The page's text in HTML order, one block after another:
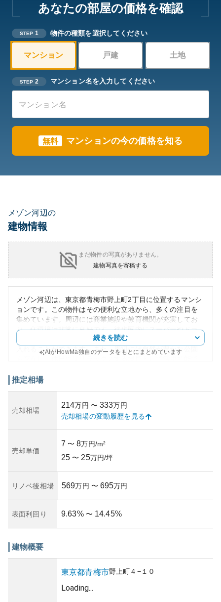
あなたの部屋の価格を確認
STEP 1 物件の種類を選択してください
マンション 戸建 土地
STEP 2 マンション名を入力してください
無料 マンションの今の価格を知る
メゾン河辺の
建物情報
まだ物件の写真がありません。
建物写真を寄稿する
メゾン河辺は、東京都青梅市野上町2丁目に位置するマンシ
ョンです。この物件はその便利な立地から、多くの注目を
集めています。周辺には商業施設や教育機関が充実してお
り、住環境は非常に良好です。徒歩圏内にスーパーやドラ
ッグストアがあり、日々の生活に必要なものは容易に手に
入れることができます。また、周辺には自然が豊かな公園
外観は、シンプルで洗練されたデザインが特徴です。都市
おり、管理状況は良好です。
資産性については、青梅市という住宅地としての安定した
需要があるため、比較的良好とされています。しかし都心
関して、自然災害等のリスクは周囲の地理的特徴を考えれ
ば標準的ですが、従来の耐震基準に基づいて建築されてい
続きを読む
AIがHowMa独自のデータをもとにまとめています
推定相場
売却相場
214万円 〜 333万円
売却相場の変動履歴を見る
売却単価
7 〜 8万円/m²
25 〜 25万円/坪
リノベ後相場 569万円 〜 695万円
表面利回り 9.63% 〜 14.45%
建物概要
東京都青梅市野上町４−１０
Loading...